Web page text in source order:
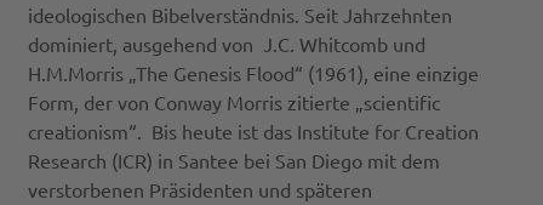
ideologischen Bibelverständnis. Seit Jahrzehnten
dominiert, ausgehend von J.C. Whitcomb und
H.M.Morris „The Genesis Flood“ (1961), eine einzige
Form, der von Conway Morris zitierte „scientific
creationism“. Bis heute ist das Institute for Creation
Research (ICR) in Santee bei San Diego mit dem
verstorbenen Präsidenten und späteren